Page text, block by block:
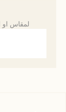
لمقاس او